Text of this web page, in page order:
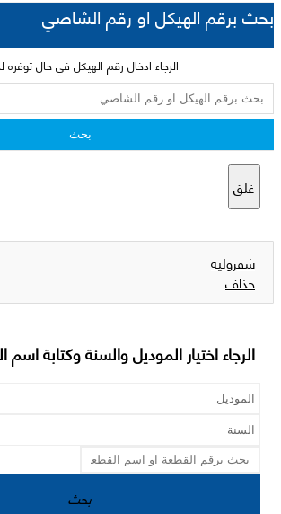
بحث برقم الهيكل او رقم الشاصي
الرجاء ادخال رقم الهيكل في حال توفره
بحث
غلق
شفروليه
حذاف
الرجاء اختيار الموديل والسنة وكتابة
بحث